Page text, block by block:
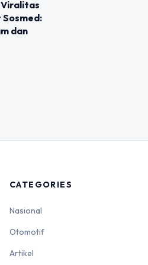
dan
CATEGORIES
Nasional
Otomotif
Artikel